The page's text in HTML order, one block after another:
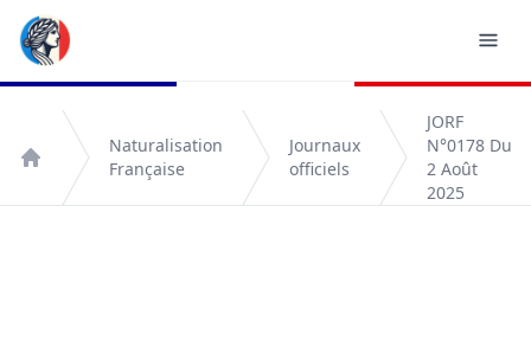
Accueil
Naturalisation
Française
Journaux
officiels
JORF
N°0178 Du
2 Août
2025